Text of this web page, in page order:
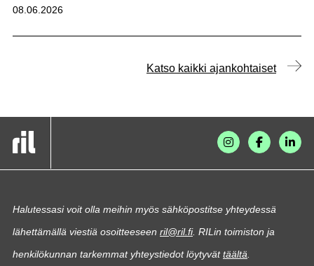
Julkaistu:
08.06.2026
Katso kaikki ajankohtaiset
Halutessasi voit olla meihin myös sähköpostitse yhteydessä
lähettämällä viestiä osoitteeseen ril@ril.fi. RILin toimiston ja
henkilökunnan tarkemmat yhteystiedot löytyvättäältä